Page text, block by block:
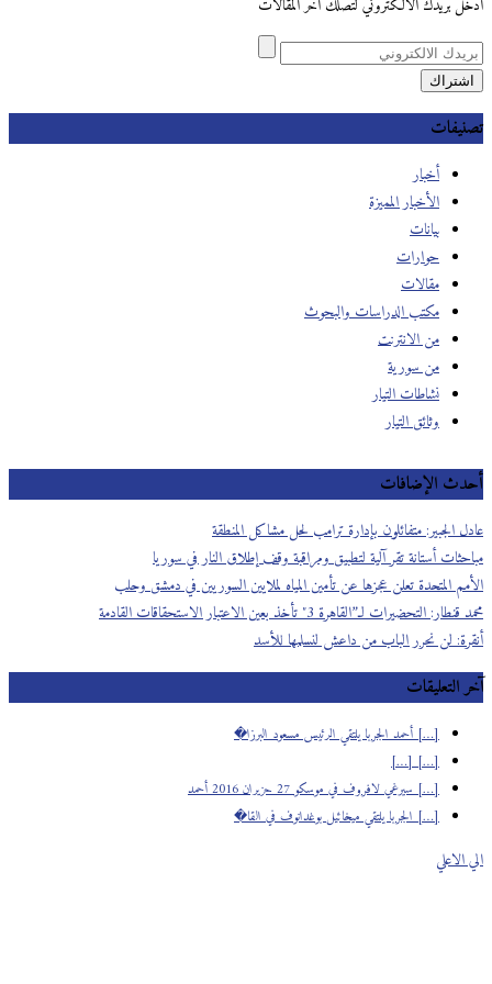
ادخل بريدك الالكتروني لتصلك آخر المقالات
تصنيفات
أخبار
الأخبار المميزة
بيانات
حوارات
مقالات
مكتب الدراسات والبحوث
من الانترنت
من سورية
نشاطات التيار
وثائق التيار
أحدث الإضافات
عادل الجبير: متفائلون بإدارة ترامب لحل مشاكل المنطقة
مباحثات أستانة تقر آلية لتطبيق ومراقبة وقف إطلاق النار في سوريا
الأمم المتحدة تعلن عجزها عن تأمين المياه لملايين السوريين في دمشق وحلب
محمد قنطار: التحضيرات لـ”القاهرة 3″ تأخذ بعين الاعتبار الاستحقاقات القادمة
أنقرة: لن نحرر الباب من داعش لنسلمها للأسد
آخر التعليقات
[…] أحمد الجربا يلتقي الرئيس مسعود البرزا�
[…] […]
[…] سيرغي لافروف في موسكو 27 حزيران 2016 أحمد
[…] الجربا يلتقي ميخائيل بوغدانوف في القا�
الي الاعلي